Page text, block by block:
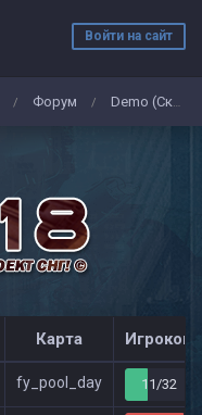
Войти на сайт
/ Форум / Demo (Скриншоты)
Карта Игроков
fy_pool_day 11/32